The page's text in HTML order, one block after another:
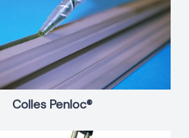
Colles Penloc®